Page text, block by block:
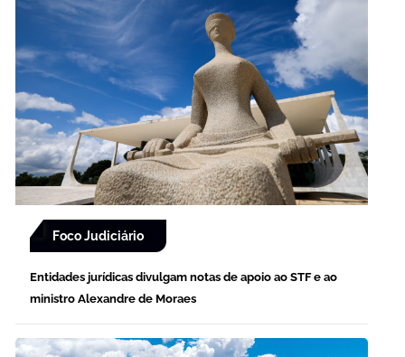
Foco Judiciário
Entidades jurídicas divulgam notas de apoio ao STF e ao
ministro Alexandre de Moraes